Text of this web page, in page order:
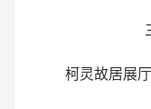
柯灵故居展